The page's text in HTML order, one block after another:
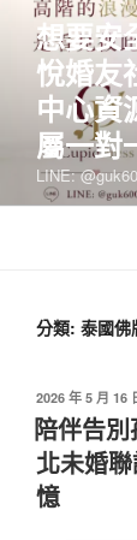
想要安
悅婚友
中心資
屬一對
LINE:
分類: 泰國佛
發
佈
於
2026 年 5 月 16
陪伴告
北未婚
憶